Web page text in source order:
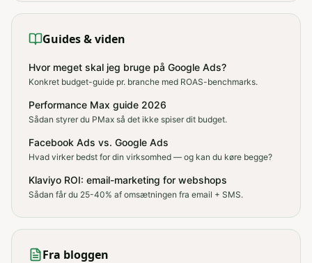
Guides & viden
Hvor meget skal jeg bruge på Google Ads?
Konkret budget-guide pr. branche med ROAS-benchmarks.
Performance Max guide 2026
Sådan styrer du PMax så det ikke spiser dit budget.
Facebook Ads vs. Google Ads
Hvad virker bedst for din virksomhed — og kan du køre begge?
Klaviyo ROI: email-marketing for webshops
Sådan får du 25-40% af omsætningen fra email + SMS.
Fra bloggen